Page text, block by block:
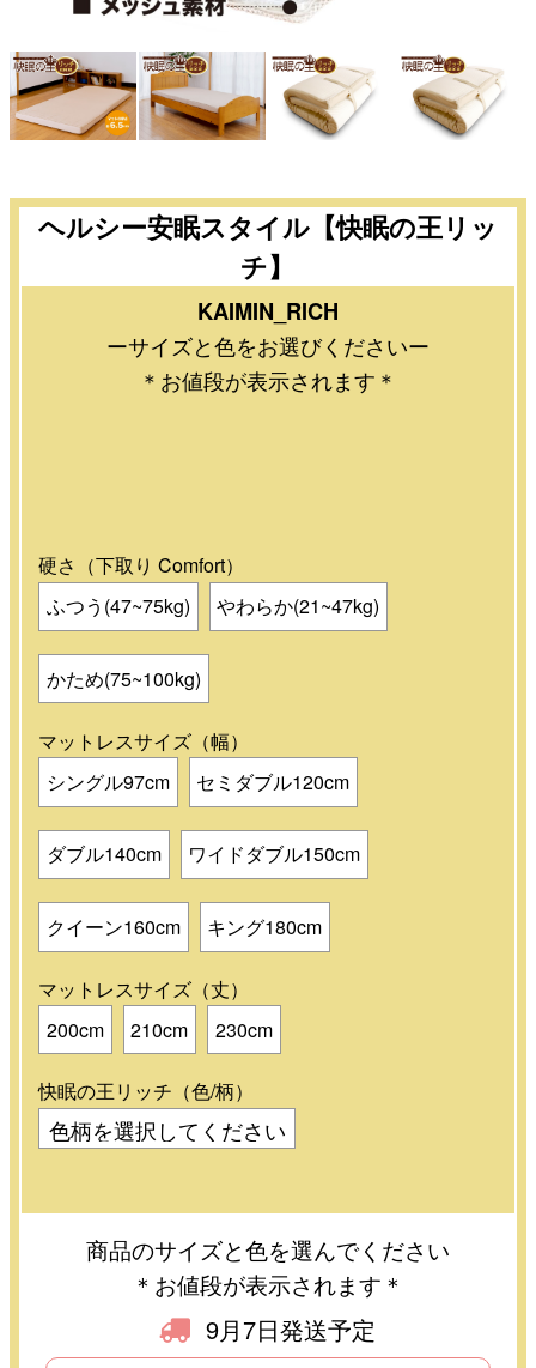
ヘルシー安眠スタイル【快眠の王リッ
チ】
KAIMIN_RICH
ーサイズと色をお選びくださいー
＊お値段が表示されます＊
硬さ（下取り Comfort）
ふつう(47~75kg)
やわらか(21~47kg)
かため(75~100kg)
マットレスサイズ（幅）
シングル97cm
セミダブル120cm
ダブル140cm ワイドダブル150cm
クイーン160cm キング180cm
マットレスサイズ（丈）
200cm
210cm 230cm
快眠の王リッチ（色/柄）
商品のサイズと色を選んでください
＊お値段が表示されます＊
9月7日発送予定